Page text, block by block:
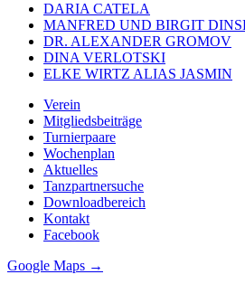
DARIA CATELA
MANFRED UND BIRGIT
DR. ALEXANDER GROMOV
DINA VERLOTSKI
ELKE WIRTZ ALIAS JASMIN
Verein
Mitgliedsbeiträge
Turnierpaare
Wochenplan
Aktuelles
Tanzpartnersuche
Downloadbereich
Kontakt
Facebook
Google Maps →